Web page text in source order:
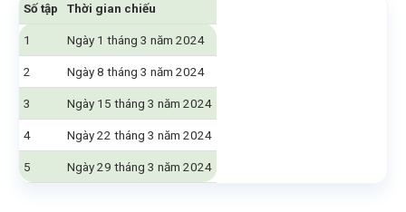
Số tập Thời gian chiếu
1 Ngày 1 tháng 3 năm 2024
2 Ngày 8 tháng 3 năm 2024
3 Ngày 15 tháng 3 năm 2024
4 Ngày 22 tháng 3 năm 2024
5 Ngày 29 tháng 3 năm 2024